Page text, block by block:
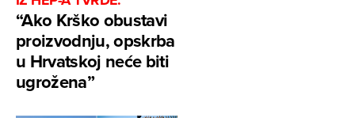
“Ako Krško obustavi
proizvodnju, opskrba
u Hrvatskoj neće biti
ugrožena”